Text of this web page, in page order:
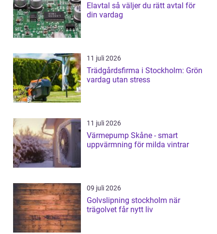
Elavtal så väljer du rätt avtal för
din vardag
11 juli 2026
Trädgårdsfirma i Stockholm: Grön
vardag utan stress
11 juli 2026
Värmepump Skåne - smart
uppvärmning för milda vintrar
09 juli 2026
Golvslipning stockholm när
trägolvet får nytt liv